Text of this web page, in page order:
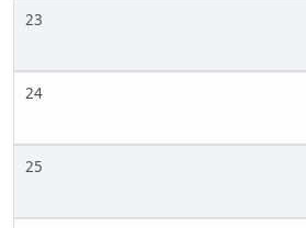
23
24
25